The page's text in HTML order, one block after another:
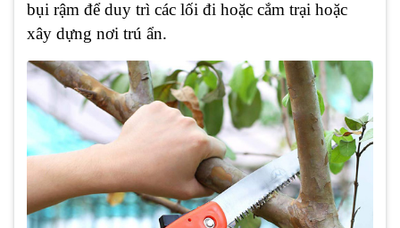
bụi rậm để duy trì các lối đi hoặc cắm trại hoặc
xây dựng nơi trú ẩn.